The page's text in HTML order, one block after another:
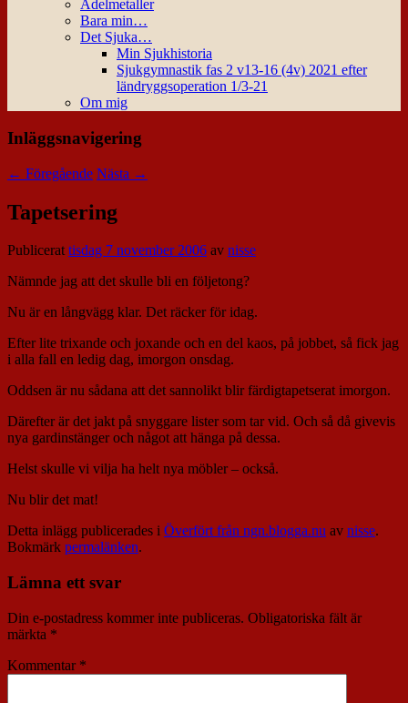
Ädelmetaller
Bara min…
Det Sjuka…
Min Sjukhistoria
Sjukgymnastik fas 2 v13-16 (4v) 2021 efter
ländryggsoperation 1/3-21
Om mig
Inläggsnavigering
← Föregående Nästa →
Tapetsering
Publicerattisdag 7 november 2006 av nisse
Nämnde jag att det skulle bli en följetong?
Nu är en långvägg klar. Det räcker för idag.
Efter lite trixande och joxande och en del kaos, på jobbet, så fick jag
i alla fall en ledig dag, imorgon onsdag.
Oddsen är nu sådana att det sannolikt blir färdigtapetserat imorgon.
Därefter är det jakt på snyggare lister som tar vid. Och så då givevis
nya gardinstänger och något att hänga på dessa.
Helst skulle vi vilja ha helt nya möbler – också.
Nu blir det mat!
Detta inlägg publicerades i Överfört från ngn.blogga.nu av nisse.
Bokmärk permalänken.
Lämna ett svar
Din e-postadress kommer inte publiceras. Obligatoriska fält är
märkta *
Kommentar *